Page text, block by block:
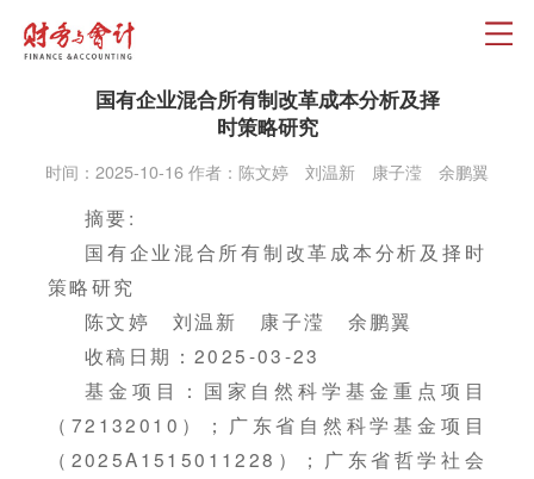
国有企业混合所有制改革成本分析及择
时策略研究
时间：2025-10-16 作者：陈文婷 刘温新 康子滢 余鹏翼
摘要:
国有企业混合所有制改革成本分析及择时
策略研究
陈文婷 刘温新 康子滢 余鹏翼
收稿日期：2025-03-23
基金项目：国家自然科学基金重点项目
（72132010）；广东省自然科学基金项目
（2025A1515011228）；广东省哲学社会